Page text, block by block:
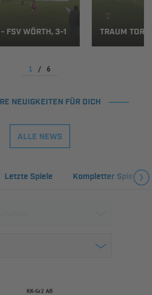
FSV WÖRTH, 3-1 TRAUM TOR,
1 / 6
NEUIGKEITEN FÜR DICH
ALLE NEWS
Letzte Spiele Kompletter Spielplan
KK-Gr2 AB